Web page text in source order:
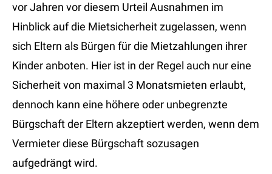
vor Jahren vor diesem Urteil Ausnahmen im
Hinblick auf die Mietsicherheit zugelassen, wenn
sich Eltern als Bürgen für die Mietzahlungen ihrer
Kinder anboten. Hier ist in der Regel auch nur eine
Sicherheit von maximal 3 Monatsmieten erlaubt,
dennoch kann eine höhere oder unbegrenzte
Bürgschaft der Eltern akzeptiert werden, wenn dem
Vermieter diese Bürgschaft sozusagen
aufgedrängt wird.